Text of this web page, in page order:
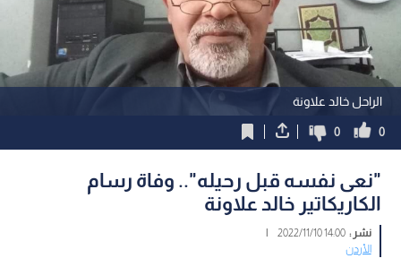
الراحل خالد علاونة
0
0
"نعى نفسه قبل رحيله".. وفاة رسام
الكاريكاتير خالد علاونة
نشر :14:00 2022/11/10
|
الأردن